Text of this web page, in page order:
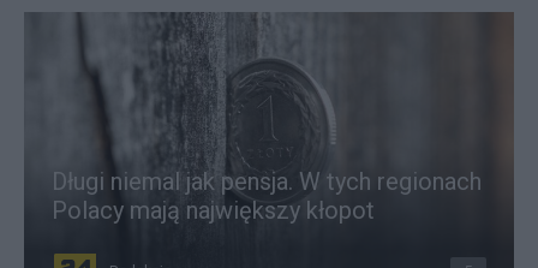
Długi niemal jak pensja. W tych regionach
Polacy mają największy kłopot